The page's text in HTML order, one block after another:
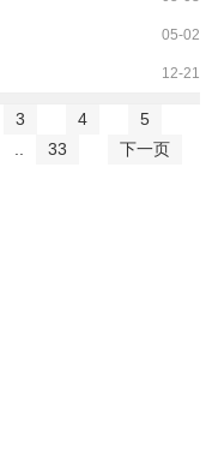
05-02
12-21
3 4
5
.. 33 下一页